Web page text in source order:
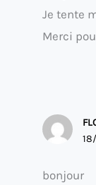
Je tente
Merci
bonjour